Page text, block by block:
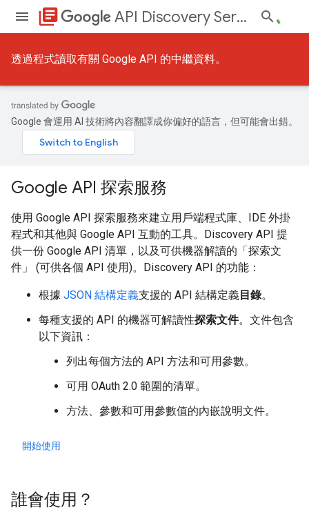
library_books API Discovery Service
透過程式讀取有關 Google API 的中繼資料。
Google 會運用 AI 技術將內容翻譯成你偏好的語言，但可能會出錯。
Google API 探索服務
使用 Google API 探索服務來建立用戶端程式庫、IDE 外掛
程式和其他與 Google API 互動的工具。Discovery API 提
供一份 Google API 清單，以及可供機器解讀的「探索文
件」 (可供各個 API 使用)。Discovery API 的功能：
根據 JSON 結構定義支援的 API 結構定義目錄。
每種支援的 API 的機器可解讀性探索文件。文件包含
以下資訊：
列出每個方法的 API 方法和可用參數。
可用 OAuth 2.0 範圍的清單。
方法、參數和可用參數值的內嵌說明文件。
開始使用
誰會使用？